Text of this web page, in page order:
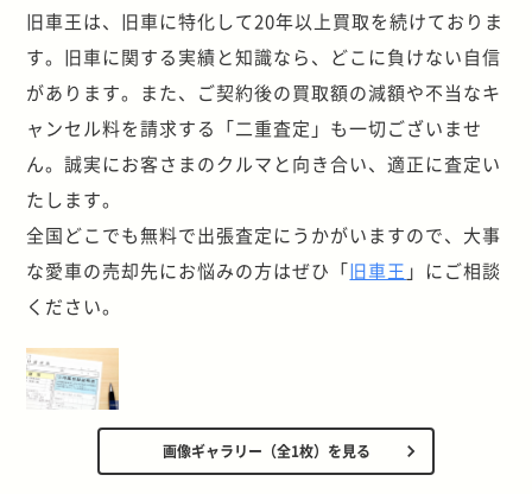
旧車王は、旧車に特化して20年以上買取を続けておりま
す。旧車に関する実績と知識なら、どこに負けない自信
があります。また、ご契約後の買取額の減額や不当なキ
ャンセル料を請求する「二重査定」も一切ございませ
ん。誠実にお客さまのクルマと向き合い、適正に査定い
たします。
全国どこでも無料で出張査定にうかがいますので、大事
な愛車の売却先にお悩みの方はぜひ「旧車王 」にご相談
ください。
画像ギャラリー（全1枚）を見る